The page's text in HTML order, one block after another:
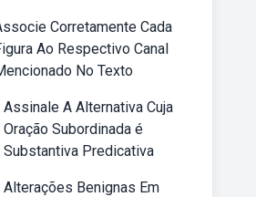
Corretamente Cada
Ao Respectivo Canal
No Texto
Assinale A Alternativa Cuja
Oração Subordinada é
Substantiva Predicativa
Alterações Benignas Em